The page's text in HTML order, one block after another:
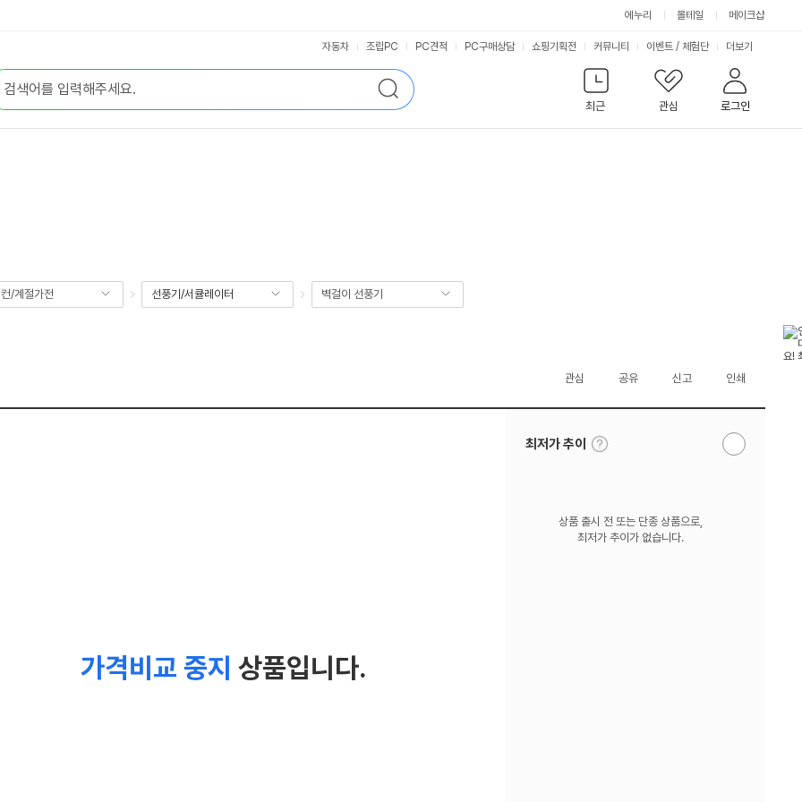
에누리 몰테일 메이크샵
검
색
최근
관심 로그인
자동차 조립PC PC견적 PC구매상담 쇼핑기획전 커뮤니티 이벤트 / 체험단 서
비
스
더보기
/계절가전 선풍기/서큘레이터 벽걸이 선풍기
관심 공유 신고 인쇄
가격비교 중지 상품입니다.
최저가 추이
툴
팁
알
상품 출시 전 또는 단종 상품으로,
최저가 추이가 없습니다.